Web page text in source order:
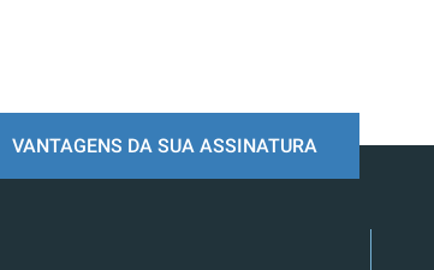
VANTAGENS DA SUA ASSINATURA